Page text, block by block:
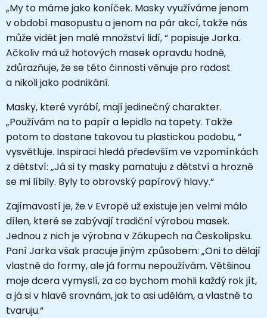
„My to máme jako koníček. Masky využíváme jenom
v období masopustu a jenom na pár akcí, takže nás
může vidět jen malé množství lidí, “ popisuje Jarka.
Ačkoliv má už hotových masek opravdu hodně,
zdůrazňuje, že se této činnosti věnuje pro radost
a nikoli jako podnikání.
Masky, které vyrábí, mají jedinečný charakter.
„Používám na to papír a lepidlo na tapety. Takže
potom to dostane takovou tu plastickou podobu, “
vysvětluje. Inspiraci hledá především ve vzpomínkách
z dětství: „Já si ty masky pamatuju z dětství a hrozně
se mi líbily. Byly to obrovský papírový hlavy.“
Zajímavostí je, že v Evropě už existuje jen velmi málo
dílen, které se zabývají tradiční výrobou masek.
Jednou z nich je výrobna v Zákupech na Českolipsku.
Paní Jarka však pracuje jiným způsobem: „Oni to dělají
vlastně do formy, ale já formu nepoužívám. Většinou
moje dcera vymyslí, za co bychom mohli každý rok jít,
a já si v hlavě srovnám, jak to asi udělám, a vlastně to
tvaruju.“